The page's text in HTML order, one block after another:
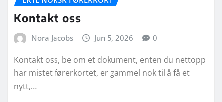
Kontakt oss
Nora Jacobs Jun 5, 2026 0
Kontakt oss, be om et dokument, enten du nettopp
har mistet førerkortet, er gammel nok til å få et
nytt,…